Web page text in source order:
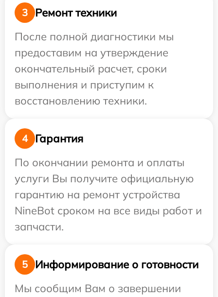
3
Ремонт техники
После полной диагностики мы
предоставим на утверждение
окончательный расчет, сроки
выполнения и приступим к
восстановлению техники.
4
Гарантия
По окончании ремонта и оплаты
услуги Вы получите официальную
гарантию на ремонт устройства
NineBot сроком на все виды работ и
запчасти.
5
Информирование о готовности
Мы сообщим Вам о завершении